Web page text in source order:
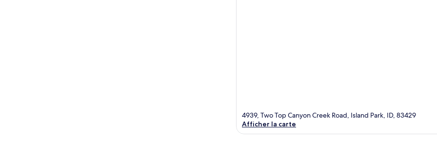
4939, Two Top Canyon Creek Road, Island Park, ID, 83429
Afficher la carte